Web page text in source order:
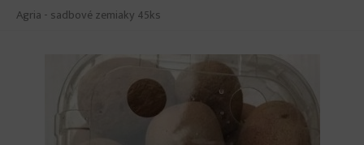
tu
Agria - sadbové zemiaky 45ks